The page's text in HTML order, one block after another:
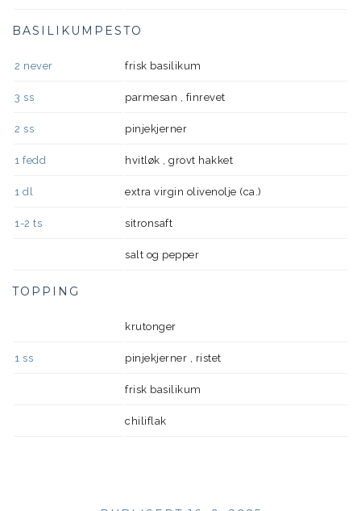
BASILIKUMPESTO
2 never frisk basilikum
3 ss parmesan , finrevet
2 ss pinjekjerner
1 fedd hvitløk , grovt hakket
1 dl extra virgin olivenolje (ca.)
1-2 ts sitronsaft
salt og pepper
TOPPING
krutonger
1 ss pinjekjerner , ristet
frisk basilikum
chiliflak